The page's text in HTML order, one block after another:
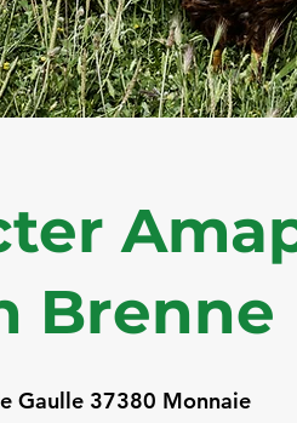
Brenne
Gaulle 37380 Monnaie